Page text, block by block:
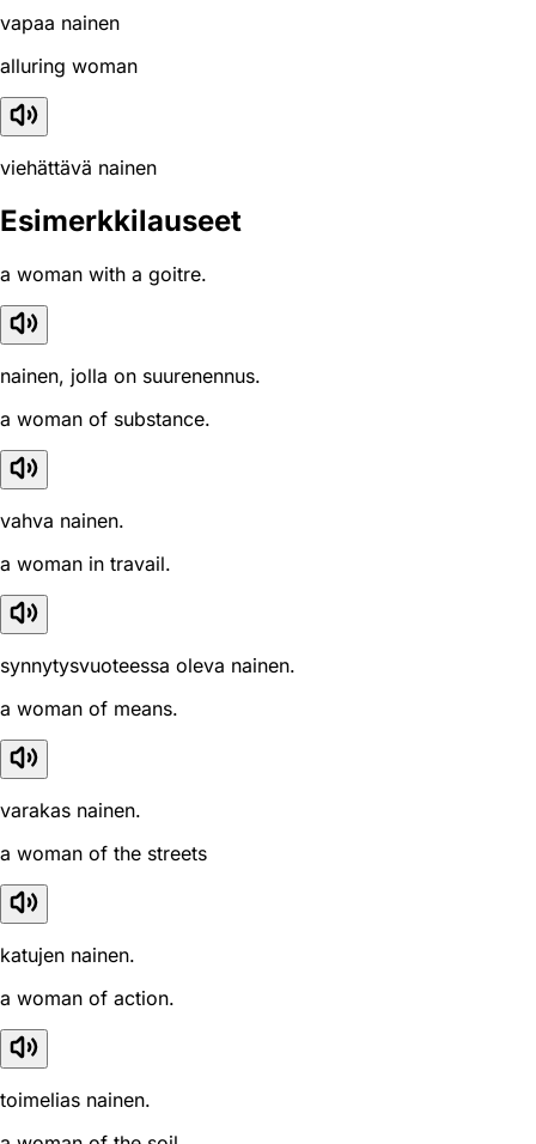
vapaa nainen
alluring woman
viehättävä nainen
Esimerkkilauseet
a woman with a goitre.
nainen, jolla on suurenennus.
a woman of substance.
vahva nainen.
a woman in travail.
synnytysvuoteessa oleva nainen.
a woman of means.
varakas nainen.
a woman of the streets
katujen nainen.
a woman of action.
toimelias nainen.